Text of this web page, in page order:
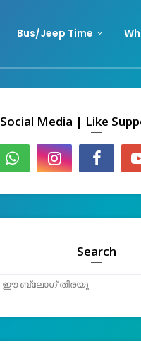
Bus/Jeep Time
Social Media | Like
Search